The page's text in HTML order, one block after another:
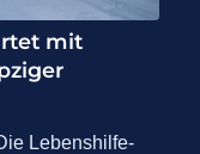
mit
Lebenshilfe-